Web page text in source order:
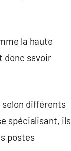
la haute
donc savoir
selon différents
spécialisant, ils
postes